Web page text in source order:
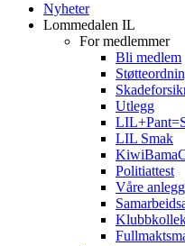
Nyheter
Lommedalen IL
For medlemmer
Bli medlem
Utlegg
LIL Smak
Politiattest
Våre anlegg